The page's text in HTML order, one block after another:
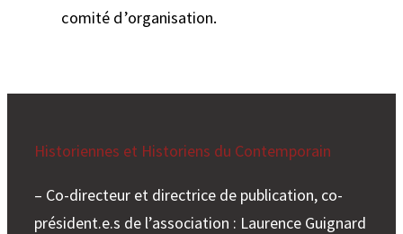
comité d’organisation.
Historiennes et Historiens du Contemporain
– Co-directeur et directrice de publication, co-
président.e.s de l’association : Laurence Guignard